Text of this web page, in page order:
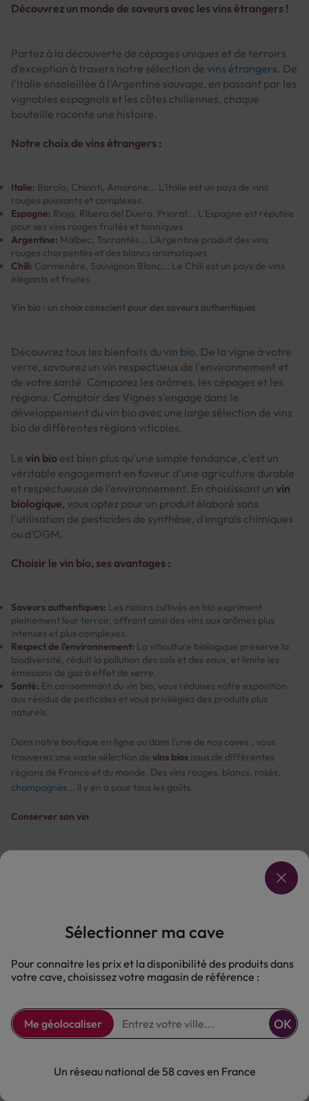
Découvrez un monde de saveurs avec les vins étrangers !
Partez à la découverte de cépages uniques et de terroirs
d'exception à travers notre sélection de vins étrangers. De
l'Italie ensoleillée à l'Argentine sauvage, en passant par les
vignobles espagnols et les côtes chiliennes, chaque
bouteille raconte une histoire.
Notre choix de vins étrangers :
Italie: Barolo, Chianti, Amarone... L'Italie est un pays de vins
rouges puissants et complexes.
Espagne: Rioja, Ribera del Duero, Priorat... L'Espagne est réputée
pour ses vins rouges fruités et tanniques.
Argentine: Malbec, Torrontés... L'Argentine produit des vins
rouges charpentés et des blancs aromatiques.
Chili: Carmenère, Sauvignon Blanc... Le Chili est un pays de vins
élégants et fruités.
Vin bio : un choix conscient pour des saveurs authentiques
Découvrez tous les bienfaits du vin bio. De la vigne à votre
verre, savourez un vin respectueux de l'environnement et
de votre santé. Comparez les arômes, les cépages et les
régions. Comptoir des Vignes s'engage dans le
développement du vin bio avec une large sélection de vins
bio de différentes régions viticoles.
Le vin bio est bien plus qu'une simple tendance, c'est un
véritable engagement en faveur d'une agriculture durable
et respectueuse de l'environnement. En choisissant un vin
biologique, vous optez pour un produit élaboré sans
l'utilisation de pesticides de synthèse, d'engrais chimiques
ou d'OGM.
Choisir le vin bio, ses avantages :
Saveurs authentiques: Les raisins cultivés en bio expriment
pleinement leur terroir, offrant ainsi des vins aux arômes plus
intenses et plus complexes.
Respect de l'environnement: La viticulture biologique préserve la
biodiversité, réduit la pollution des sols et des eaux, et limite les
émissions de gaz à effet de serre.
Santé: En consommant du vin bio, vous réduisez votre exposition
aux résidus de pesticides et vous privilégiez des produits plus
naturels.
Dans notre boutique en ligne ou dans l'une de nos caves , vous
trouverez une vaste sélection de vins bios issus de différentes
régions de France et du monde. Des vins rouges, blancs, rosés,
champagnes... il y en a pour tous les goûts.
Conserver son vin
Vous venez d'acquérir une bouteille de vin d'exception et
vous souhaitez la conserver pour une occasion spéciale ?
bouteille. Une mauvaise conservation peut altérer ses
qualités organoleptiques et le rendre buvable. Les
principaux facteurs à prendre en compte sont :
La température:L'idéal est de maintenir une température
Sélectionner ma cave
Pour connaitre les prix et la disponibilité des produits dans
votre cave, choisissez votre magasin de référence :
Me géolocaliser OK
Un réseau national de 58 caves en France